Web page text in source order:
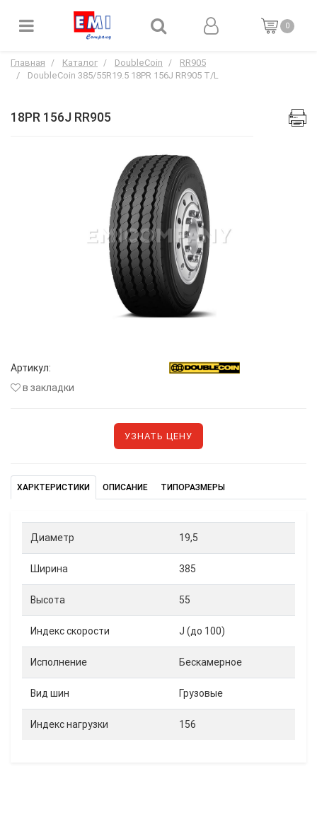
0
Главная Каталог DoubleCoin
RR905
DoubleCoin 385/55R19.5 18PR 156J RR905 T/L
18PR 156J RR905
Артикул:
в закладки
УЗНАТЬ ЦЕНУ
ХАРКТЕРИСТИКИ ОПИСАНИЕ ТИПОРАЗМЕРЫ
Диаметр 19,5
Ширина 385
Высота 55
Индекс скорости J (до 100)
Исполнение Бескамерное
Вид шин Грузовые
Индекс нагрузки 156